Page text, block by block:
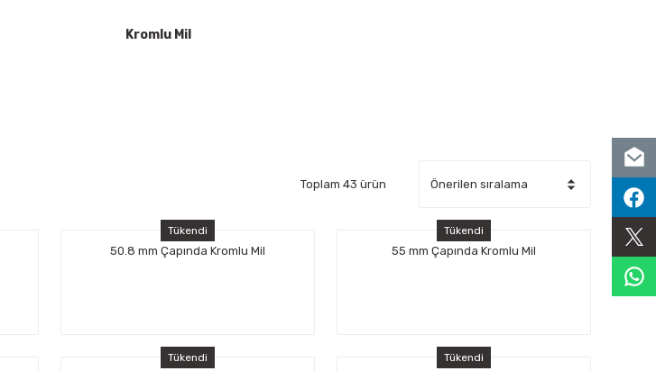
Kromlu Mil
Toplam 43 ürün
Tükendi
50.8 mm Çapında Kromlu Mil
Tükendi
55 mm Çapında Kromlu Mil
Tükendi Tükendi